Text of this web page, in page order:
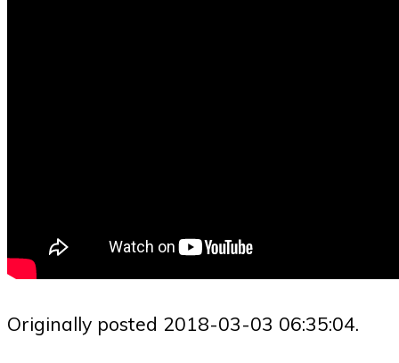
Originally posted 2018-03-03 06:35:04.